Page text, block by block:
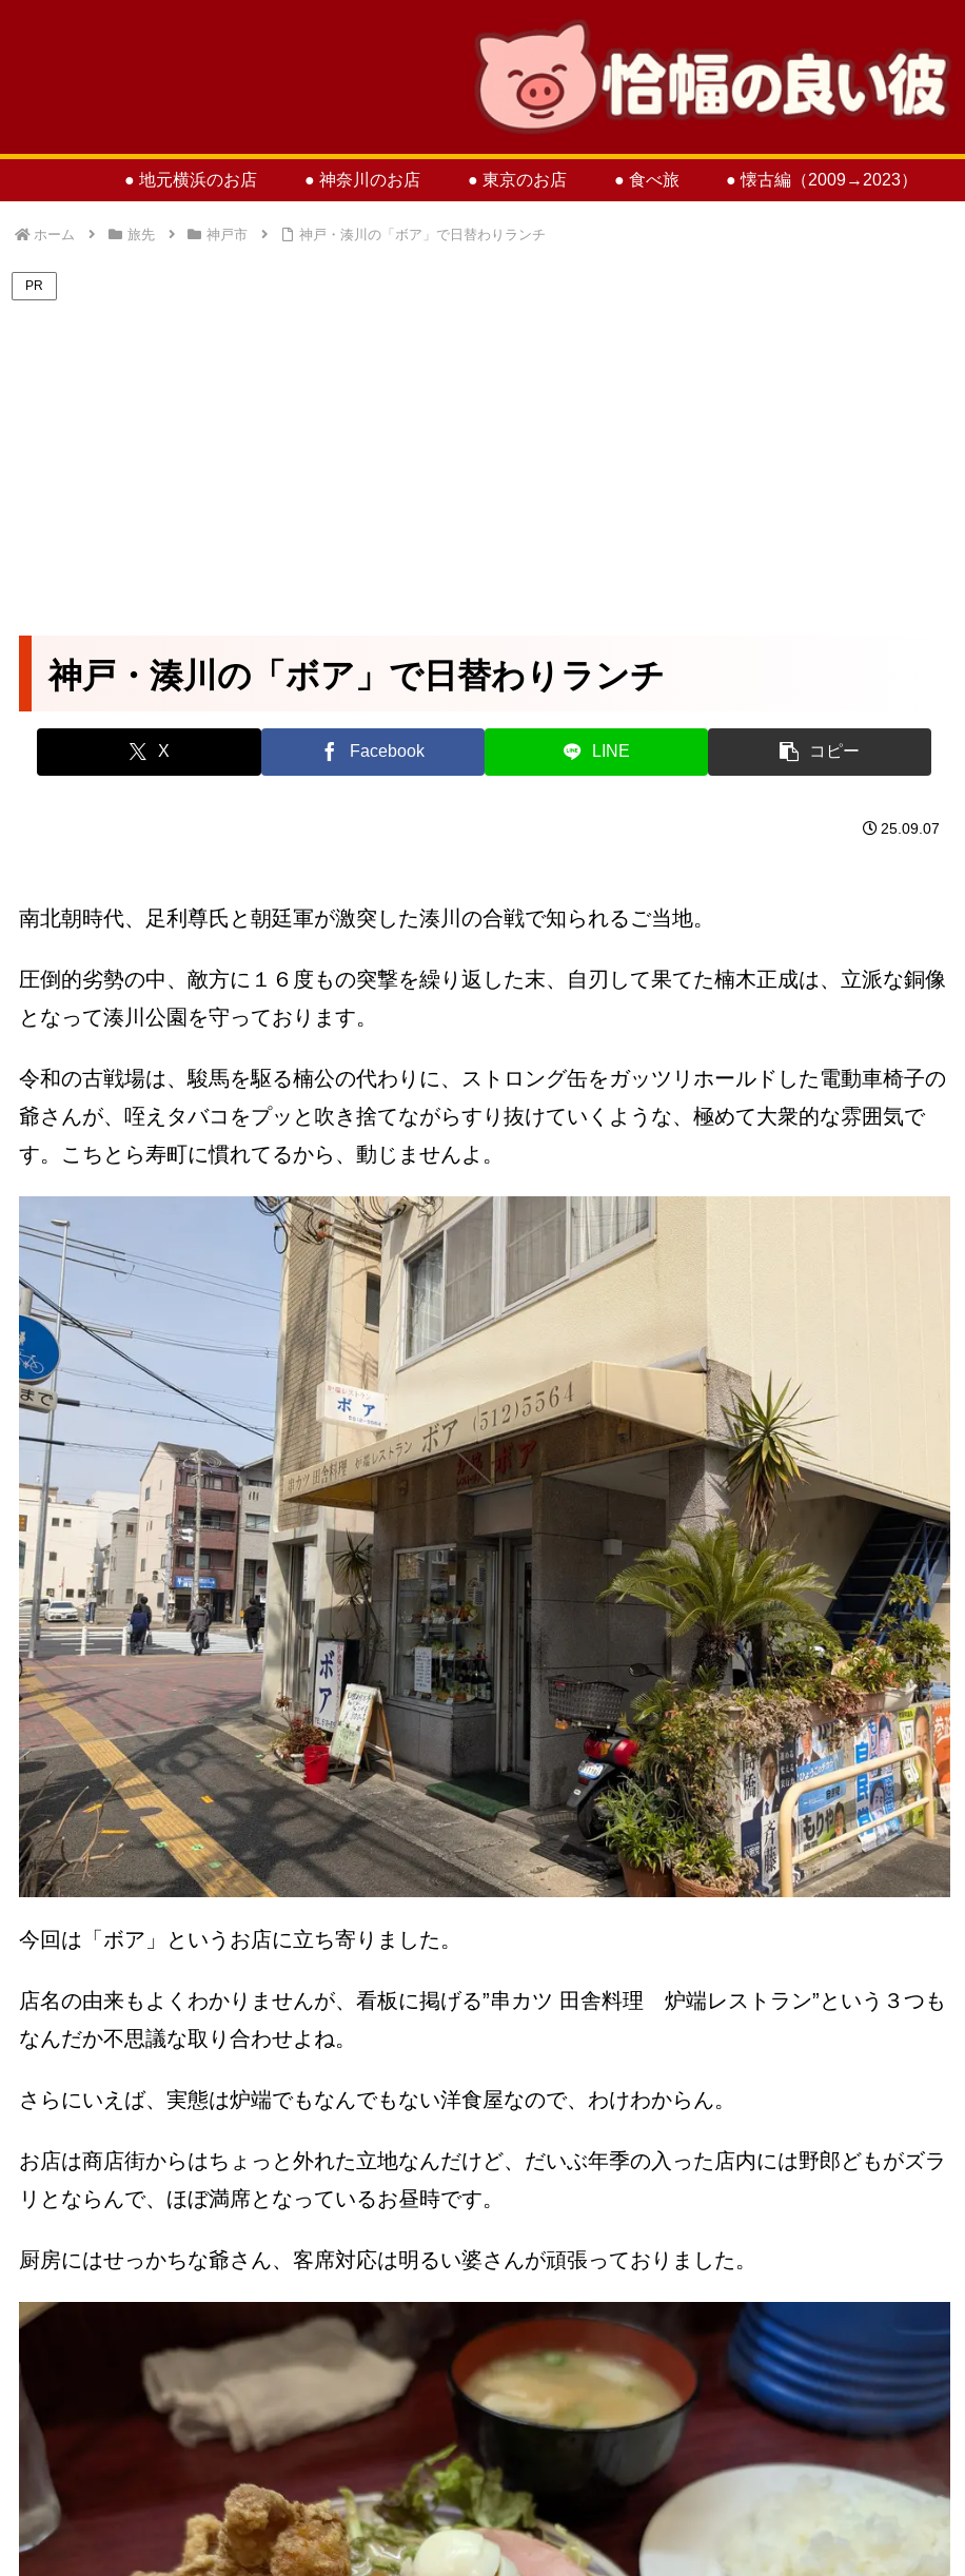
● 地元横浜のお店 ● 神奈川のお店 ● 東京のお店 ● 食べ旅 ● 懐古編（2009→2023）
ホーム 旅先 神戸市 神戸・湊川の「ボア」で日替わりランチ
PR
神戸・湊川の「ボア」で日替わりランチ
X Facebook LINE コピー
25.09.07
南北朝時代、足利尊氏と朝廷軍が激突した湊川の合戦で知られるご当地。
圧倒的劣勢の中、敵方に１６度もの突撃を繰り返した末、自刃して果てた楠木正成は、立派な銅像
となって湊川公園を守っております。
令和の古戦場は、駿馬を駆る楠公の代わりに、ストロング缶をガッツリホールドした電動車椅子の
爺さんが、咥えタバコをプッと吹き捨てながらすり抜けていくような、極めて大衆的な雰囲気で
す。こちとら寿町に慣れてるから、動じませんよ。
今回は「ボア」というお店に立ち寄りました。
店名の由来もよくわかりませんが、看板に掲げる”串カツ 田舎料理 炉端レストラン”という３つも
なんだか不思議な取り合わせよね。
さらにいえば、実態は炉端でもなんでもない洋食屋なので、わけわからん。
お店は商店街からはちょっと外れた立地なんだけど、だいぶ年季の入った店内には野郎どもがズラ
リとならんで、ほぼ満席となっているお昼時です。
厨房にはせっかちな爺さん、客席対応は明るい婆さんが頑張っておりました。